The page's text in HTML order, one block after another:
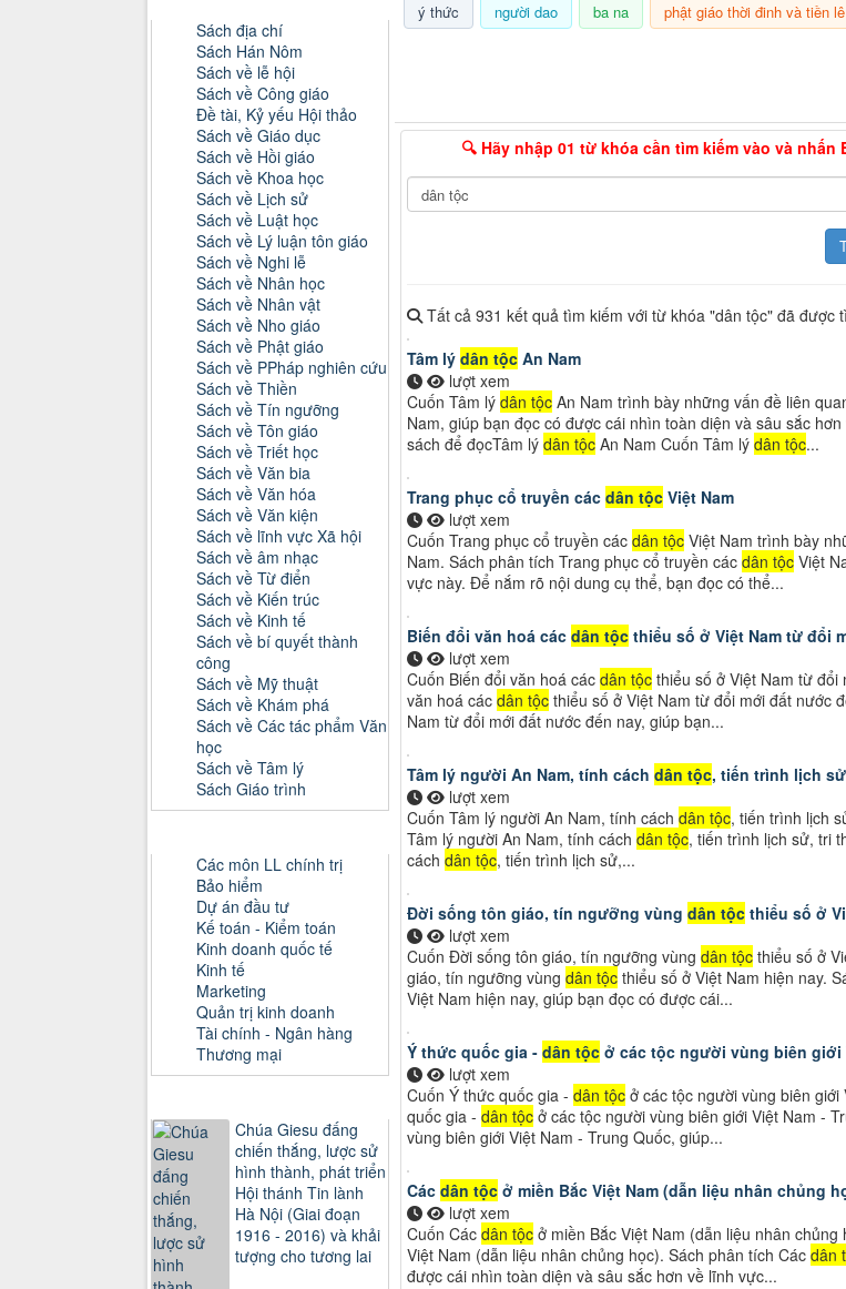
ý thức người dao ba na phật giáo thời đinh và tiền lê
🔍 Hãy nhập 01 từ khóa cần tìm kiếm vào và
Tất cả 931 kết quả tìm kiếm với từ khóa "dân tộc" đã được
Tâm lý dân tộcAn Nam
lượt xem
Cuốn Tâm lý dân tộcAn Nam trình bày những vấn đề liên
Nam, giúp bạn đọc có được cái nhìn toàn diện và sâu sắc
sách để đọcTâm lý dân tộcAn Nam Cuốn Tâm lý dân tộc...
Trang phục cổ truyền các dân tộcViệt Nam
lượt xem
Cuốn Trang phục cổ truyền các dân tộcViệt Nam trình bày
Nam. Sách phân tích Trang phục cổ truyền các dân tộcViệt
vực này. Để nắm rõ nội dung cụ thể, bạn đọc có thể...
Biến đổi văn hoá các dân tộcthiểu số ở Việt Nam từ đổi
lượt xem
Cuốn Biến đổi văn hoá các dân tộcthiểu số ở Việt Nam từ đổi
văn hoá các dân tộcthiểu số ở Việt Nam từ đổi mới đất nước
Nam từ đổi mới đất nước đến nay, giúp bạn...
Tâm lý người An Nam, tính cách dân tộc, tiến trình lịch
lượt xem
Cuốn Tâm lý người An Nam, tính cách dân tộc, tiến trình lịch
Tâm lý người An Nam, tính cách dân tộc, tiến trình lịch sử, tri
cách dân tộc, tiến trình lịch sử,...
Đời sống tôn giáo, tín ngưỡng vùng dân tộcthiểu số ở
lượt xem
Cuốn Đời sống tôn giáo, tín ngưỡng vùng dân tộcthiểu số ở
giáo, tín ngưỡng vùng dân tộcthiểu số ở Việt Nam hiện nay.
Việt Nam hiện nay, giúp bạn đọc có được cái...
Ý thức quốc gia - dân tộcở các tộc người vùng biên giới
lượt xem
Cuốn Ý thức quốc gia - dân tộcở các tộc người vùng biên giới
quốc gia - dân tộcở các tộc người vùng biên giới Việt Nam -
vùng biên giới Việt Nam - Trung Quốc, giúp...
Các dân tộcở miền Bắc Việt Nam (dẫn liệu nhân chủng
lượt xem
Cuốn Các dân tộcở miền Bắc Việt Nam (dẫn liệu nhân
Việt Nam (dẫn liệu nhân chủng học). Sách phân tích Các dân
được cái nhìn toàn diện và sâu sắc hơn về lĩnh vực...
Sách địa chí
Sách Hán Nôm
Sách về lễ hội
Sách về Công giáo
Đề tài, Kỷ yếu Hội thảo
Sách về Giáo dục
Sách về Hồi giáo
Sách về Khoa học
Sách về Lịch sử
Sách về Luật học
Sách về Lý luận tôn giáo
Sách về Nghi lễ
Sách về Nhân học
Sách về Nhân vật
Sách về Nho giáo
Sách về Phật giáo
Sách về PPháp nghiên cứu
Sách về Thiền
Sách về Tín ngưỡng
Sách về Tôn giáo
Sách về Triết học
Sách về Văn bia
Sách về Văn hóa
Sách về Văn kiện
Sách về lĩnh vực Xã hội
Sách về âm nhạc
Sách về Từ điển
Sách về Kiến trúc
Sách về Kinh tế
Sách về bí quyết thành
công
Sách về Mỹ thuật
Sách về Khám phá
Sách về Các tác phẩm Văn
học
Sách về Tâm lý
Sách Giáo trình
Các môn LL chính trị
Bảo hiểm
Dự án đầu tư
Kế toán - Kiểm toán
Kinh doanh quốc tế
Kinh tế
Marketing
Quản trị kinh doanh
Tài chính - Ngân hàng
Thương mại
Chúa Giesu đấng
chiến thắng, lược sử
hình thành, phát triển
Hội thánh Tin lành
Hà Nội (Giai đoạn
1916 - 2016) và khải
tượng cho tương lai